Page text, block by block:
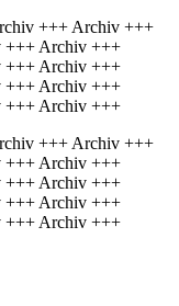
+++ Archiv +++
+++ Archiv +++
+++ Archiv +++
+++ Archiv +++
+++ Archiv +++
+++ Archiv +++
+++ Archiv +++
+++ Archiv +++
+++ Archiv +++
+++ Archiv +++